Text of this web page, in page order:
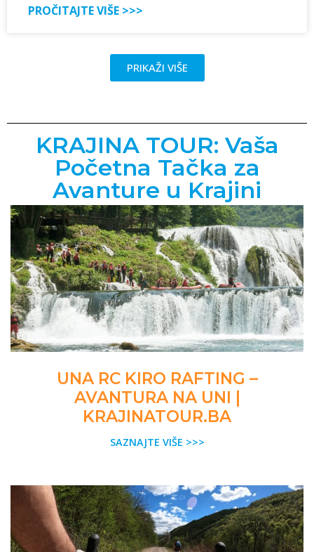
PROČITAJTE VIŠE >>>
PRIKAŽI VIŠE
KRAJINA TOUR: Vaša
Početna Tačka za
Avanture u Krajini
UNA RC KIRO RAFTING –
AVANTURA NA UNI |
KRAJINATOUR.BA
SAZNAJTE VIŠE >>>